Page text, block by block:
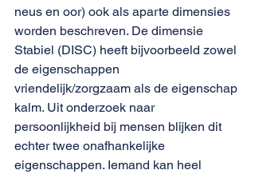
neus en oor) ook als aparte dimensies
worden beschreven. De dimensie
Stabiel (DISC) heeft bijvoorbeeld zowel
de eigenschappen
vriendelijk/zorgzaam als de eigenschap
kalm. Uit onderzoek naar
persoonlijkheid bij mensen blijken dit
echter twee onafhankelijke
eigenschappen. Iemand kan heel